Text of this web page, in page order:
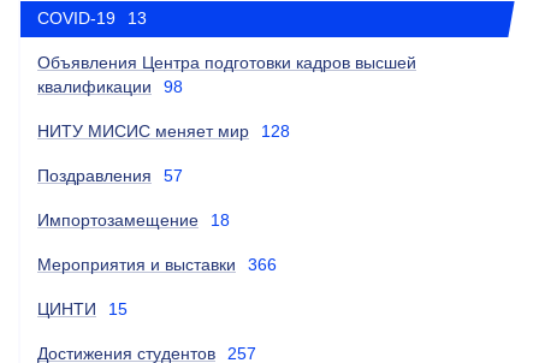
COVID-19 13
Объявления Центра подготовки кадров высшей
квалификации
98
НИТУ МИСИС меняет мир 128
Поздравления 57
Импортозамещение 18
Мероприятия и выставки 366
ЦИНТИ 15
Достижения студентов 257